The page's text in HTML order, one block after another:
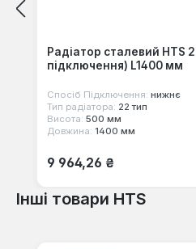
Радіатор сталевий HTS
підключення) L1400 мм
Спосіб Підключення: нижнє
Тип радіатора: 22 тип
Висота: 500 мм
Довжина: 1400 мм
Звичайна ціна:
9 964,26 ₴
Інші товари HTS